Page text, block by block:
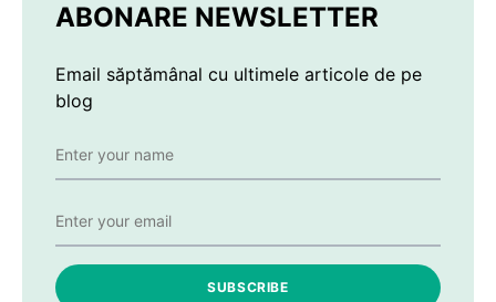
ABONARE NEWSLETTER
Email săptămânal cu ultimele articole de pe
blog
SUBSCRIBE